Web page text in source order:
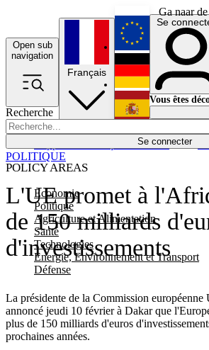
Ga naar
Open sub
navigation
Recherche
Se connecter
POLICY AREAS
Economie
Politique
Agriculture et Alimentation
Santé
Technologies
Energie, Environnement et Transport
Défense
Économie
Français
English
Deutsch
Español
Se
Vous êtes
L'UE promet à
de 150 milliards
d'investissements
La présidente de la Commission
annoncé jeudi 10 février à Dakar que
plus de 150 milliards d'euros
prochaines années.
POLITIQUE